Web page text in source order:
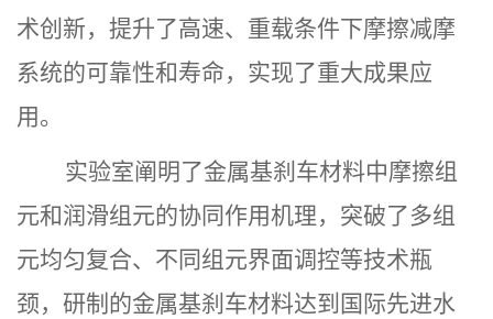
术创新，提升了高速、重载条件下摩擦减摩
系统的可靠性和寿命，实现了重大成果应
用。
实验室阐明了金属基刹车材料中摩擦组
元和润滑组元的协同作用机理，突破了多组
元均匀复合、不同组元界面调控等技术瓶
颈，研制的金属基刹车材料达到国际先进水